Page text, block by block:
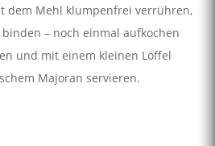
dem Mehl klumpenfrei verrühren,
– noch einmal aufkochen
und mit einem kleinen Löffel
Majoran servieren.